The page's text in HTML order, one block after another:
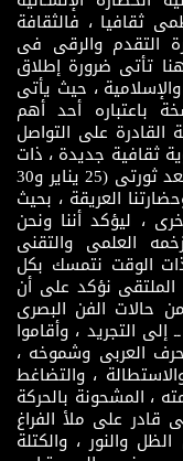
ثقافيا ، فالثقافة
التقدم والرقى فى
تأتى ضرورة إطلاق
، حيث يأتى
باعتباره أحد أهم
القادرة على التواصل
ثقافية جديدة ، ذات
مضمون ثقافى قادر على إثراء مرحلة ما بعد ثورتى (25 يناير و30
العريقة ، بحيث
، ليؤكد أننا ونحن
العلمى والتقنى
الوقت نتمسك بكل
الملتقى نؤكد على أن
حالات الفن البصرى
التجريد ، وأقاموا
العربى وشموخه ،
، والتضاغط
، المشحونة بالحركة
قادر على ملأ الفراغ
والنور ، والكتلة